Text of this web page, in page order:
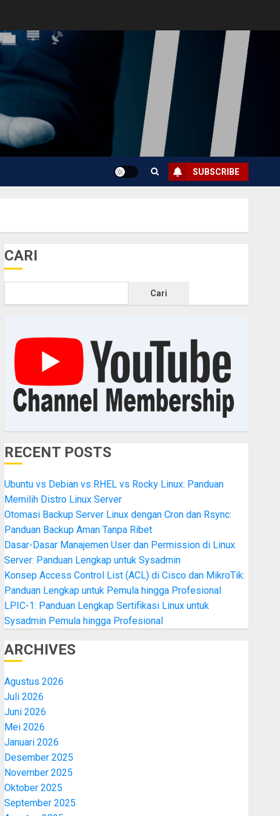
SUBSCRIBE
CARI
Cari
RECENT POSTS
Ubuntu vs Debian vs RHEL vs Rocky Linux: Panduan
Memilih Distro Linux Server
Otomasi Backup Server Linux dengan Cron dan Rsync:
Panduan Backup Aman Tanpa Ribet
Dasar-Dasar Manajemen User dan Permission di Linux
Server: Panduan Lengkap untuk Sysadmin
Konsep Access Control List (ACL) di Cisco dan MikroTik:
Panduan Lengkap untuk Pemula hingga Profesional
LPIC-1: Panduan Lengkap Sertifikasi Linux untuk
Sysadmin Pemula hingga Profesional
ARCHIVES
Agustus 2026
Juli 2026
Juni 2026
Mei 2026
Januari 2026
Desember 2025
November 2025
Oktober 2025
September 2025